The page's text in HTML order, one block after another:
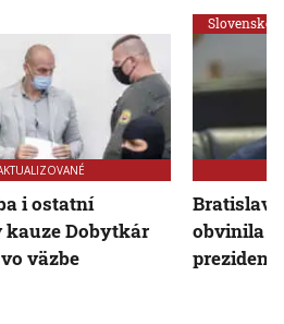
i ostatní
kauze Dobytkár
väzbe
Slovensko
obvinila